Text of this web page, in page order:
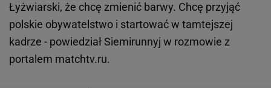
Łyżwiarski, że chcę zmienić barwy. Chcę przyjąć
polskie obywatelstwo i startować w tamtejszej
kadrze - powiedział Siemirunnyj w rozmowie z
portalem matchtv.ru.